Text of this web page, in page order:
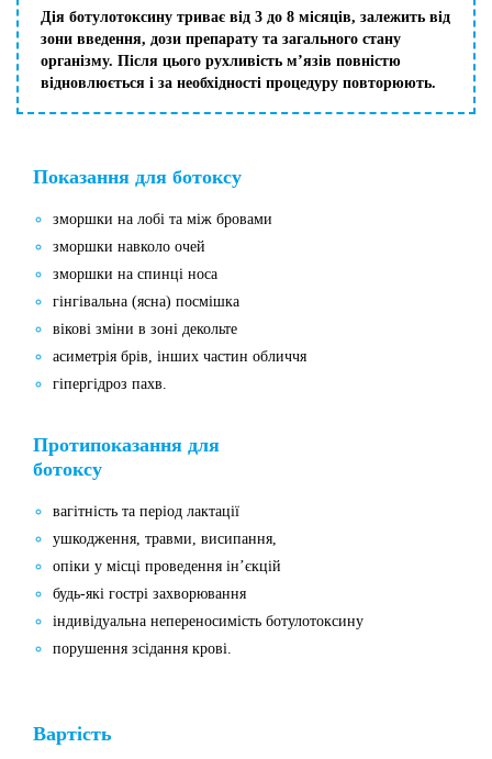
Дія ботулотоксину триває від 3 до 8 місяців, залежить від
зони введення, дози препарату та загального стану
організму. Після цього рухливість м’язів повністю
відновлюється і за необхідності процедуру повторюють.
Показання для ботоксу
зморшки на лобі та між бровами
зморшки навколо очей
зморшки на спинці носа
гінгівальна (ясна) посмішка
вікові зміни в зоні декольте
асиметрія брів, інших частин обличчя
гіпергідроз пахв.
Протипоказання для
ботоксу
вагітність та період лактації
ушкодження, травми, висипання,
опіки у місці проведення ін’єкцій
будь-які гострі захворювання
індивідуальна непереносимість ботулотоксину
порушення зсідання крові.
Вартість